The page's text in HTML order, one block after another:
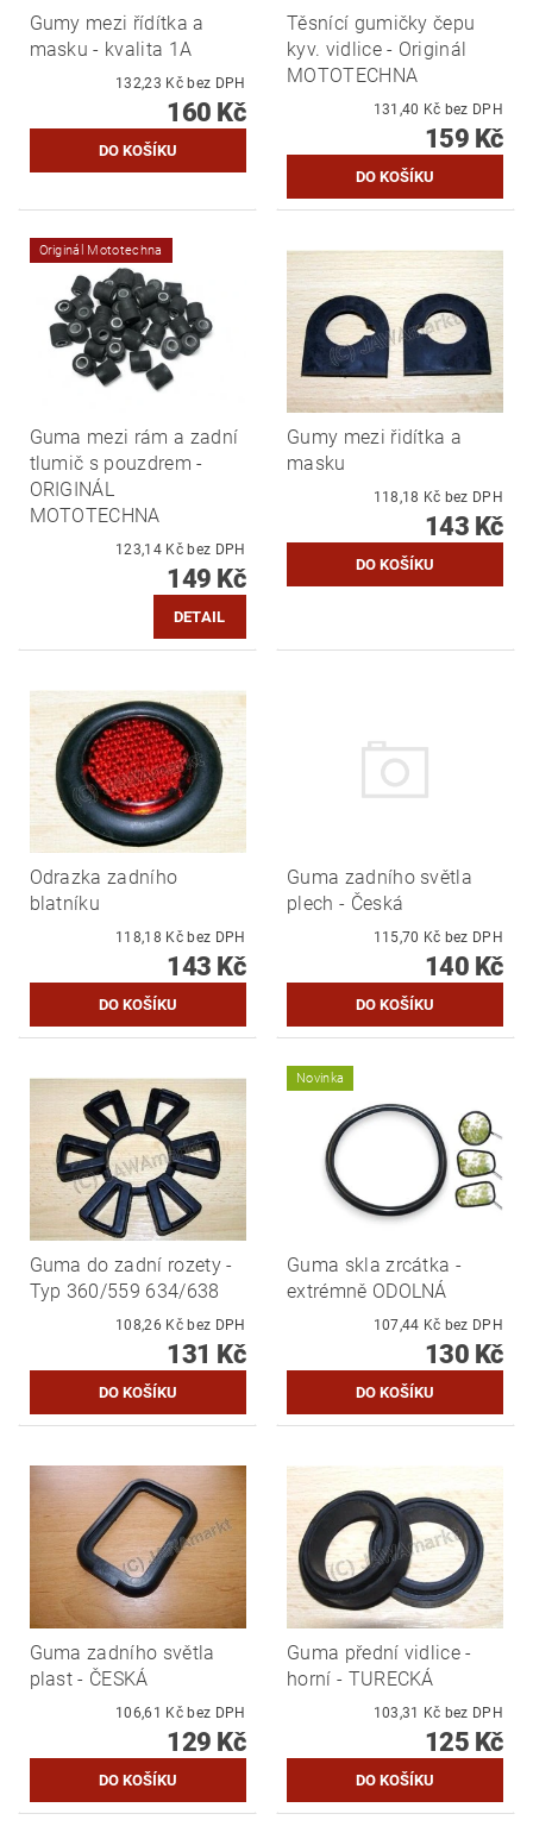
Gumy mezi řídítka a
masku - kvalita 1A
132,23 Kč bez DPH
160 Kč
Těsnící gumičky čepu
kyv. vidlice - Originál
MOTOTECHNA
131,40 Kč bez DPH
159 Kč
Originál Mototechna
Guma mezi rám a zadní
tlumič s pouzdrem -
ORIGINÁL
MOTOTECHNA
123,14 Kč bez DPH
149 Kč
DETAIL
Gumy mezi řidítka a
masku
118,18 Kč bez DPH
143 Kč
Odrazka zadního
blatníku
118,18 Kč bez DPH
143 Kč
Guma zadního světla
plech - Česká
115,70 Kč bez DPH
140 Kč
Guma do zadní rozety -
Typ 360/559 634/638
108,26 Kč bez DPH
131 Kč
Novinka
Guma skla zrcátka -
extrémně ODOLNÁ
107,44 Kč bez DPH
130 Kč
Guma zadního světla
plast - ČESKÁ
106,61 Kč bez DPH
129 Kč
Guma přední vidlice -
horní - TURECKÁ
103,31 Kč bez DPH
125 Kč